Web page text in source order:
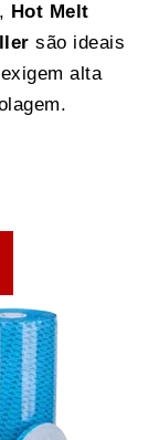
, Hot Melt
são ideais
alta